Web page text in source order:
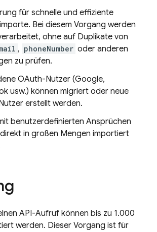
für schnelle und effiziente
Bei diesem Vorgang werden
ohne auf Duplikate von
, phoneNumber oder anderen
zu prüfen.
OAuth-Nutzer (Google,
usw.) können migriert oder neue
erstellt werden.
benutzerdefinierten Ansprüchen
in großen Mengen importiert
API-Aufruf können bis zu 1.000
werden. Dieser Vorgang ist für